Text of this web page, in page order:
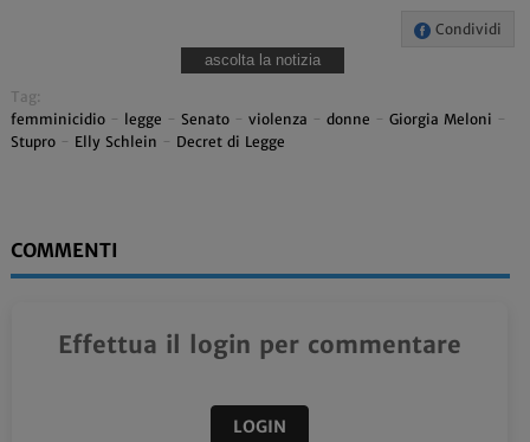
Condividi
ascolta la notizia
Tag:
femminicidio- legge - Senato- violenza - donne - Giorgia Meloni -
Stupro- Elly Schlein - Decret di Legge
COMMENTI
Effettua il login per commentare
LOGIN